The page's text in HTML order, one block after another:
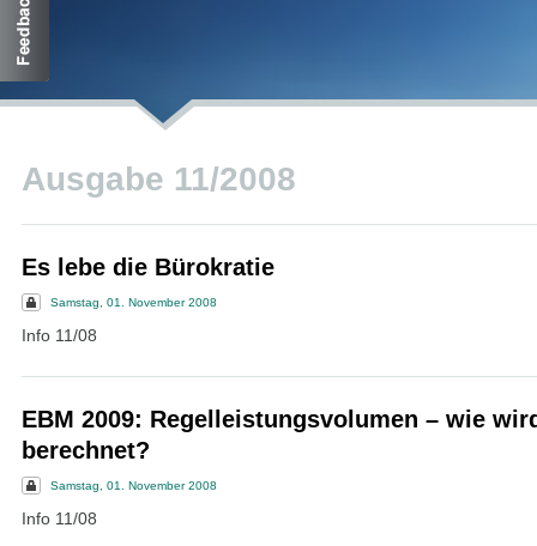
Ausgabe 11/2008
Es lebe die Bürokratie
Samstag, 01. November 2008
Info 11/08
EBM 2009: Regelleistungsvolumen – wie
berechnet?
Samstag, 01. November 2008
Info 11/08